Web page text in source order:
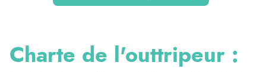
Charte de l'outtripeur :